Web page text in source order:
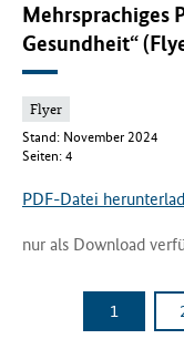
Mehrsprachiges
Gesundheit“
Flyer
Stand: November 2024
Seiten: 4
PDF-Datei
nur als Download
Seite
1